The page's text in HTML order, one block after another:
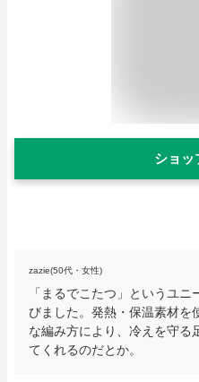
ショッ
zazie(50代・女性)
「まるでこたつ」というユ
びました。発熱・保温素材を
な編み方により、冷えを守る
てくれるのだとか。